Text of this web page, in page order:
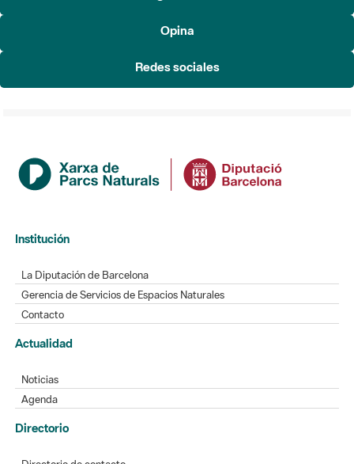
Opina
Redes sociales
Institución
La Diputación de Barcelona
Gerencia de Servicios de Espacios Naturales
Contacto
Actualidad
Noticias
Agenda
Directorio